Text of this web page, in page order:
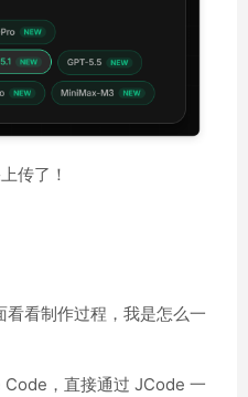
传了！
看制作过程，我是怎么一
，直接通过 JCode 一